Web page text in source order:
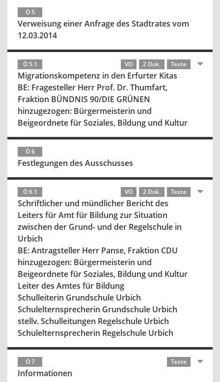
Ö 5
Verweisung einer Anfrage des Stadtrates vom
12.03.2014
Ö 5.1 VO 2 Dok. Texte
Migrationskompetenz in den Erfurter Kitas
BE: Fragesteller Herr Prof. Dr. Thumfart,
Fraktion BÜNDNIS 90/DIE GRÜNEN
hinzugezogen: Bürgermeisterin und
Beigeordnete für Soziales, Bildung und Kultur
Ö 6
Festlegungen des Ausschusses
Ö 6.1 VO 2 Dok. Texte
Schriftlicher und mündlicher Bericht des
Leiters für Amt für Bildung zur Situation
zwischen der Grund- und der Regelschule in
Urbich
BE: Antragsteller Herr Panse, Fraktion CDU
hinzugezogen: Bürgermeisterin und
Beigeordnete für Soziales, Bildung und Kultur
Leiter des Amtes für Bildung
Schulleiterin Grundschule Urbich
Schulelternsprecherin Grundschule Urbich
stellv. Schulleitungen Regelschule Urbich
Schulelternsprecherin Regelschule Urbich
Ö 7 Texte
Informationen